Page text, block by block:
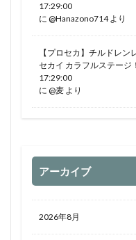
17:29:00
に @Hanazono714より
【プロセカ】チルドレン
セカイ カラフルステー
17:29:00
に @麦 より
アーカイブ
2026年8月